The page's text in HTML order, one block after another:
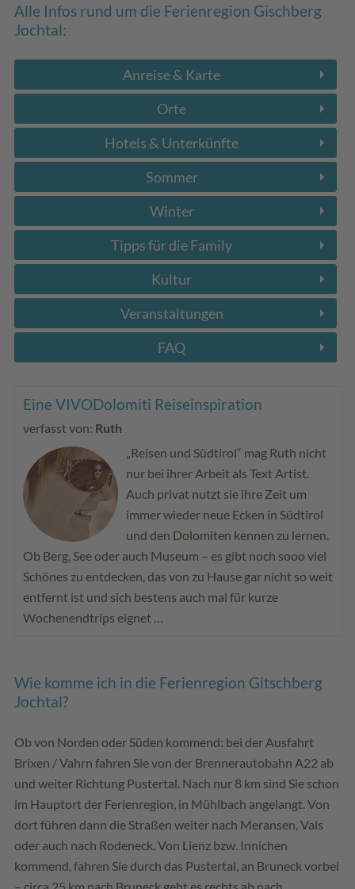
Alle Infos rund um die Ferienregion Gischberg
Jochtal:
Anreise & Karte
Orte
Hotels & Unterkünfte
Sommer
Winter
Tipps für die Family
Kultur
Veranstaltungen
FAQ
Eine VIVODolomiti Reiseinspiration
verfasst von: Ruth
„Reisen und Südtirol“ mag Ruth nicht
nur bei ihrer Arbeit als Text Artist.
Auch privat nutzt sie ihre Zeit um
immer wieder neue Ecken in Südtirol
und den Dolomiten kennen zu lernen.
Ob Berg, See oder auch Museum – es gibt noch sooo viel
Schönes zu entdecken, das von zu Hause gar nicht so weit
entfernt ist und sich bestens auch mal für kurze
Wochenendtrips eignet …
Wie komme ich in die Ferienregion Gitschberg
Jochtal?
Ob von Norden oder Süden kommend: bei der Ausfahrt
Brixen / Vahrn fahren Sie von der Brennerautobahn A22 ab
und weiter Richtung Pustertal. Nach nur 8 km sind Sie schon
im Hauptort der Ferienregion, in Mühlbach angelangt. Von
dort führen dann die Straßen weiter nach Meransen, Vals
oder auch nach Rodeneck. Von Lienz bzw. Innichen
kommend, fahren Sie durch das Pustertal, an Bruneck vorbei